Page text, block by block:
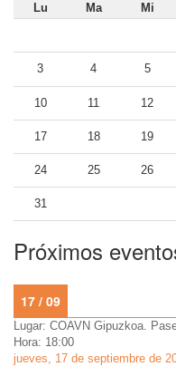
Lu Ma Mi
3 4 5
10 11 12
17 18 19
24 25 26
31
Próximos
17 / 09
Lugar: COAVN Gipuzkoa.
Hora: 18:00
jueves, 17 de septiembre de